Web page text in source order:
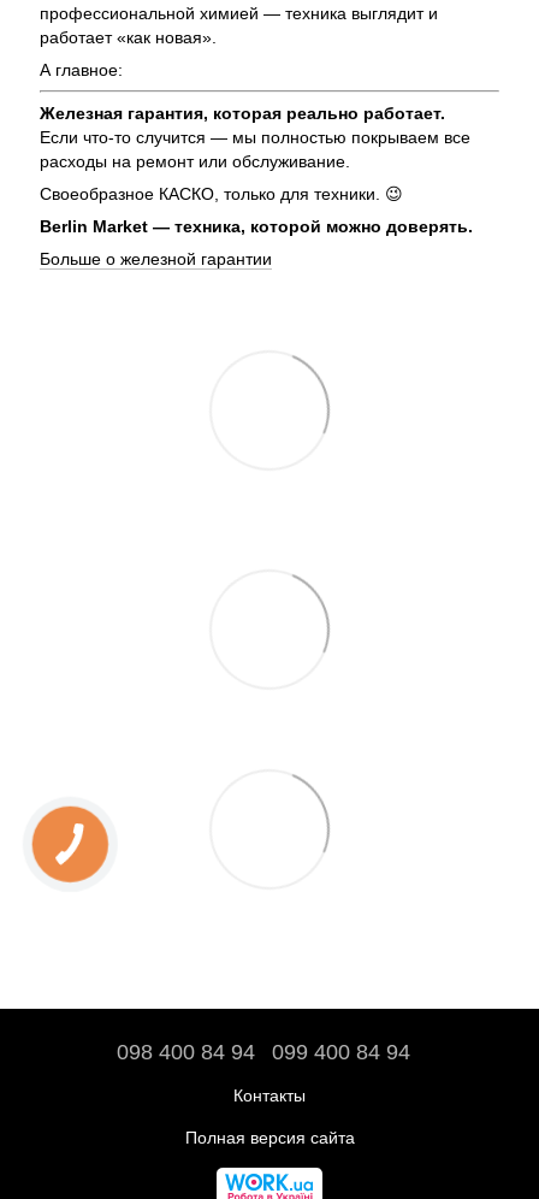
профессиональной химией — техника выглядит и
работает «как новая».
А главное:
Железная гарантия, которая реально работает.
Если что-то случится — мы полностью покрываем все
расходы на ремонт или обслуживание.
Своеобразное КАСКО, только для техники. 😉
Berlin Market — техника, которой можно доверять.
Больше о железной гарантии
098 400 84 94‬ 099 400 84 94
Контакты
Полная версия сайта